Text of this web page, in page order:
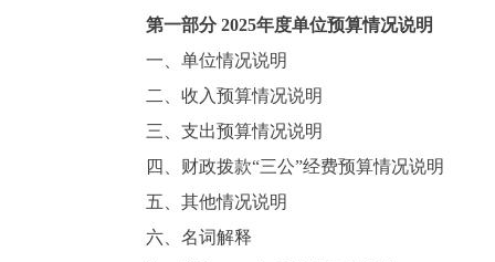
第一部分 2025年度单位预算情况说明
一、单位情况说明
二、收入预算情况说明
三、支出预算情况说明
四、财政拨款“三公”经费预算情况说明
五、其他情况说明
六、名词解释